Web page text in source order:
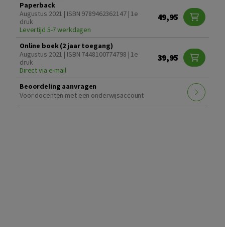
Paperback
Augustus 2021 | ISBN 9789462362147 | 1e
druk
Levertijd 5-7 werkdagen
49,95
Online boek (2 jaar toegang)
Augustus 2021 | ISBN 7448100774798 | 1e
druk
Direct via e-mail
39,95
Beoordeling aanvragen
Voor docenten met een onderwijsaccount